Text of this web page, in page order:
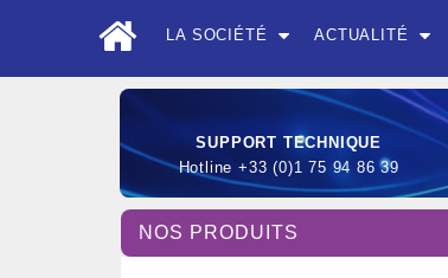
LA SOCIÉTÉ ACTUALITÉ
SUPPORT TECHNIQUE
Hotline +33 (0)1 75 94 86 39
NOS PRODUITS